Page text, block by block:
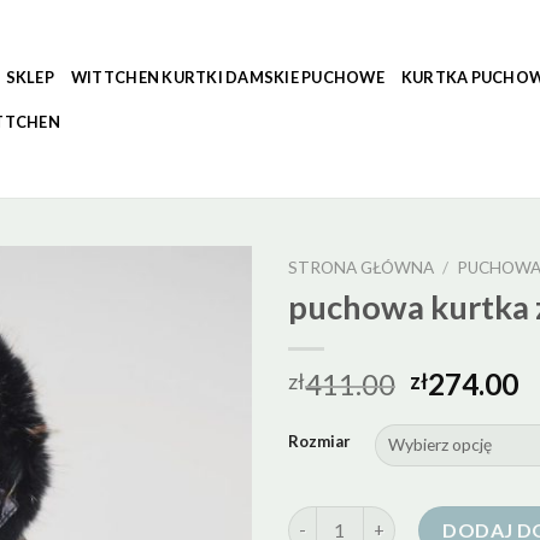
SKLEP WITTCHEN KURTKI DAMSKIE PUCHOWE KURTKA
STRONA GŁÓWNA /
puchowa kurtka
zł411.00 zł274.00
Rozmiar
ilość puchowa kurtka zDODAJ